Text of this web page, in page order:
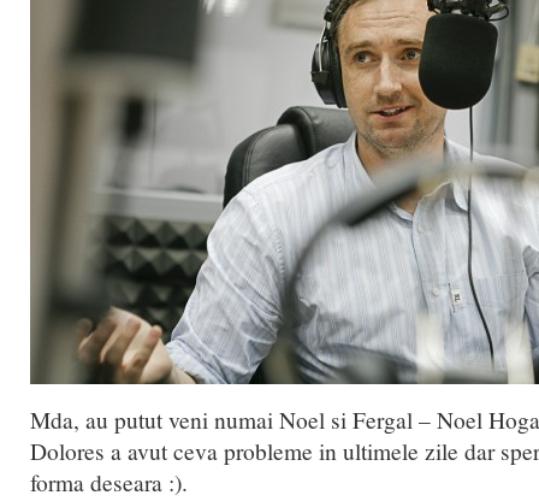
Mda, au putut veni numai Noel si Fergal – Noel
Dolores a avut ceva probleme in ultimele zile dar
forma deseara :).